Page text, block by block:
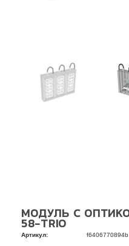
МОДУЛЬ С
58-TRIO
Артикул: f6406770894b